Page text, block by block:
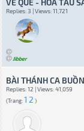
VỀ QUÊ - HÒA TẤU
Replies: 3 | Views: 11,721
Jibber
BÀI THÁNH CA
Replies: 12 | Views: 41,059
(Trang:1 2 )